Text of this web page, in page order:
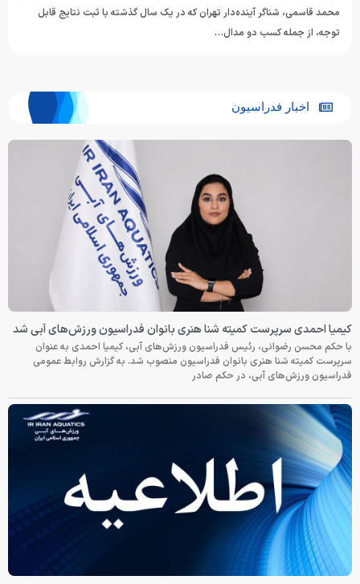
محمد قاسمی، شناگر آینده‌دار تهران که در یک سال گذشته با ثبت نتایج قابل
توجه، از جمله کسب دو مدال…
اخبار فدراسیون
کیمیا احمدی سرپرست کمیته شنا هنری بانوان فدراسیون ورزش‌های آبی شد
با حکم محسن رضوانی، رئیس فدراسیون ورزش‌های آبی، کیمیا احمدی به عنوان
سرپرست کمیته شنا هنری بانوان فدراسیون منصوب شد. به گزارش روابط عمومی
فدراسیون ورزش‌های آبی، در حکم صادر